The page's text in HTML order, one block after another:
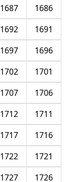
1686
1687
1691
1692
1696
1697
1701
1702
1706
1707
1711
1712
1716
1717
1721
1722
1726
1727